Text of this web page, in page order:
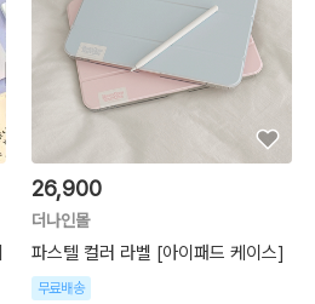
26,900
더나인몰
파스텔 컬러 라벨 [아이패드 케이스]
무료배송